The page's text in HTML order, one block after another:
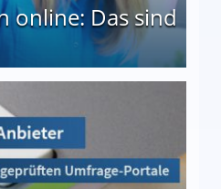
online: Das sind